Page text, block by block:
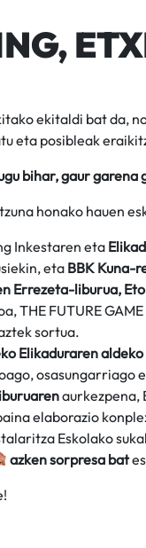
ekitaldi bat da,
eta posibleak
bihar, gaur garena
honako hauen
Inkestaren eta
etaBBK Kuna-
Errezeta-liburua,
THE FUTURE
sortua.
Elikaduraren
osasungarriago
aurkezpena,
elaborazio
Eskolako
azken sorpresa bat